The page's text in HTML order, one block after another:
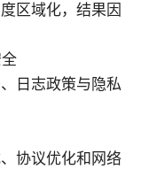
区域化，结果因
日志政策与隐私
协议优化和网络